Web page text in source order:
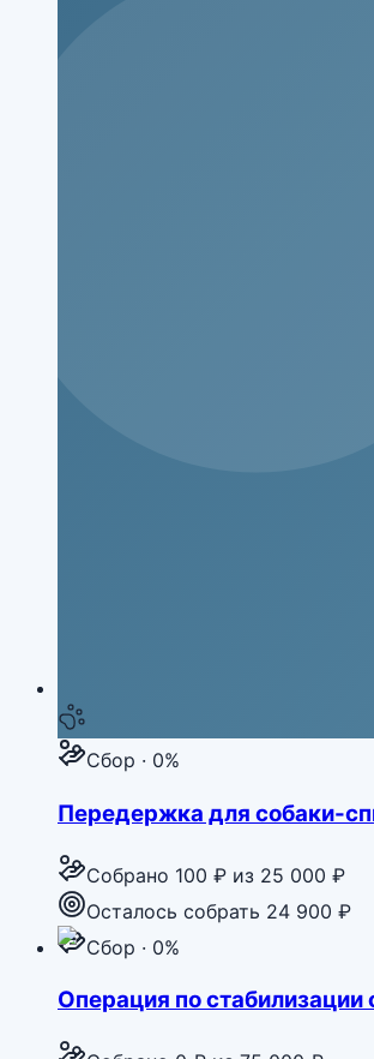
Сбор · 0%
Передержка для собаки-
Собрано 100 ₽ из 25 000 ₽
Осталось собрать 24 900 ₽
Сбор · 0%
Операция по